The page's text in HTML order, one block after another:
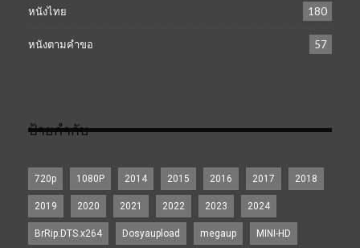
หนังไทย 180
หนังตามคำขอ 57
ป้ายกำกับ
720p 1080P 2014 2015 2016 2017 2018
2019 2020 2021 2022 2023 2024
BrRip.DTS.x264 Dosyaupload megaup MINI-HD